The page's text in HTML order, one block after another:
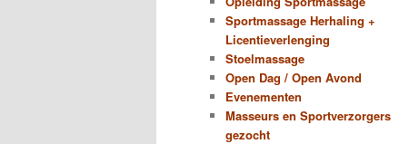
Sportmassage Herhaling +
Licentieverlenging
Stoelmassage
Open Dag / Open Avond
Evenementen
Masseurs en Sportverzorgers
gezocht